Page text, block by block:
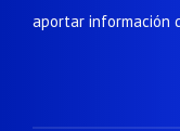
aportar información